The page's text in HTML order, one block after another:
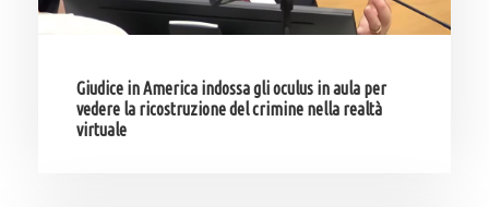
Giudice in America indossa gli oculus in aula per
vedere la ricostruzione del crimine nella realtà
virtuale